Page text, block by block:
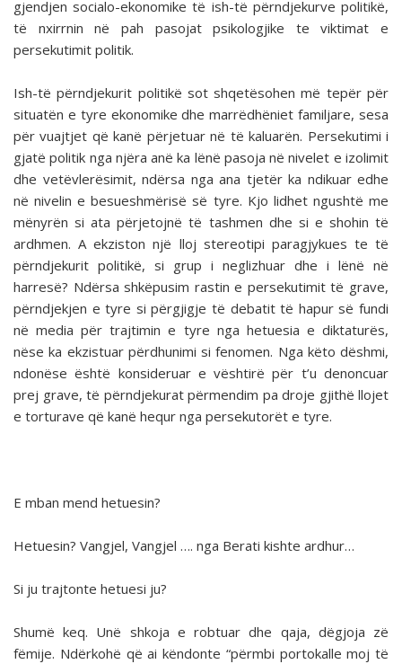
gjendjen socialo-ekonomike të ish-të përndjekurve politikë,
të nxirrnin në pah pasojat psikologjike te viktimat e
persekutimit politik.
Ish-të përndjekurit politikë sot shqetësohen më tepër për
situatën e tyre ekonomike dhe marrëdhëniet familjare, sesa
për vuajtjet që kanë përjetuar në të kaluarën. Persekutimi i
gjatë politik nga njëra anë ka lënë pasoja në nivelet e izolimit
dhe vetëvlerësimit, ndërsa nga ana tjetër ka ndikuar edhe
në nivelin e besueshmërisë së tyre. Kjo lidhet ngushtë me
mënyrën si ata përjetojnë të tashmen dhe si e shohin të
ardhmen. A ekziston një lloj stereotipi paragjykues te të
përndjekurit politikë, si grup i neglizhuar dhe i lënë në
harresë? Ndërsa shkëpusim rastin e persekutimit të grave,
përndjekjen e tyre si përgjigje të debatit të hapur së fundi
në media për trajtimin e tyre nga hetuesia e diktaturës,
nëse ka ekzistuar përdhunimi si fenomen. Nga këto dëshmi,
ndonëse është konsideruar e vështirë për t’u denoncuar
prej grave, të përndjekurat përmendim pa droje gjithë llojet
e torturave që kanë hequr nga persekutorët e tyre.
E mban mend hetuesin?
Hetuesin? Vangjel, Vangjel …. nga Berati kishte ardhur…
Si ju trajtonte hetuesi ju?
Shumë keq. Unë shkoja e robtuar dhe qaja, dëgjoja zë
fëmije. Ndërkohë që ai këndonte “përmbi portokalle moj të